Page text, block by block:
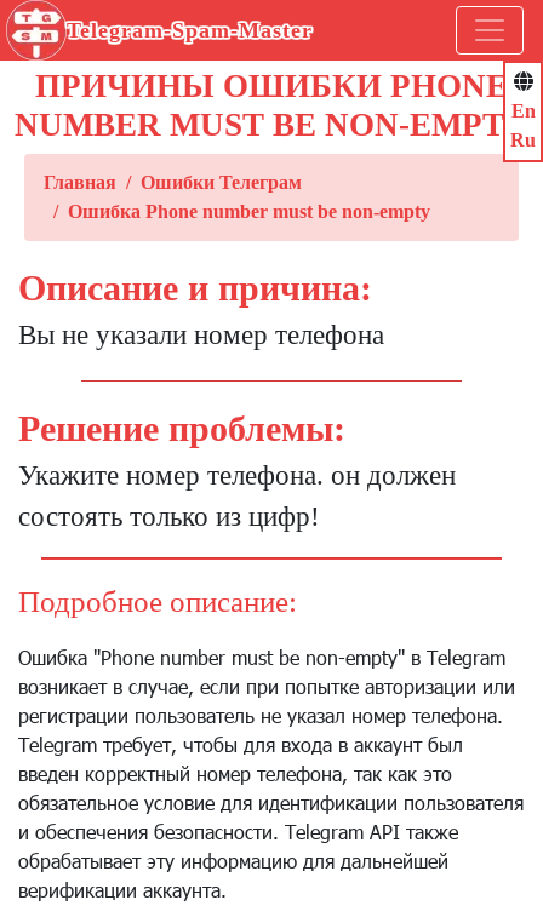
Telegram-Spam-Master
En
Ru
ПРИЧИНЫ ОШИБКИ PHONE
NUMBER MUST BE NON-EMPTY
Главная
Ошибки Телеграм
Ошибка Phone number must be non-empty
Описание и причина:
Вы не указали номер телефона
Решение проблемы:
Укажите номер телефона. он должен
состоять только из цифр!
Подробное описание:
Ошибка "Phone number must be non-empty" в Telegram
возникает в случае, если при попытке авторизации или
регистрации пользователь не указал номер телефона.
Telegram требует, чтобы для входа в аккаунт был
введен корректный номер телефона, так как это
обязательное условие для идентификации пользователя
и обеспечения безопасности. Telegram API также
обрабатывает эту информацию для дальнейшей
верификации аккаунта.